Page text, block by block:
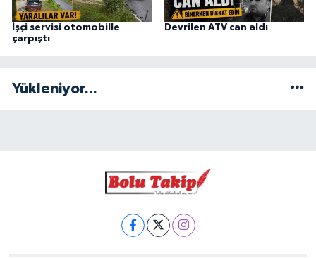
İşçi servisi otomobille
çarpıştı
Devrilen ATV can aldı
Yükleniyor...